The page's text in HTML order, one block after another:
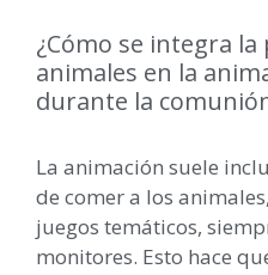
¿Cómo se integra la
animales en la
durante la
La animación suele
de comer a los
juegos temáticos,
monitores. Esto hace